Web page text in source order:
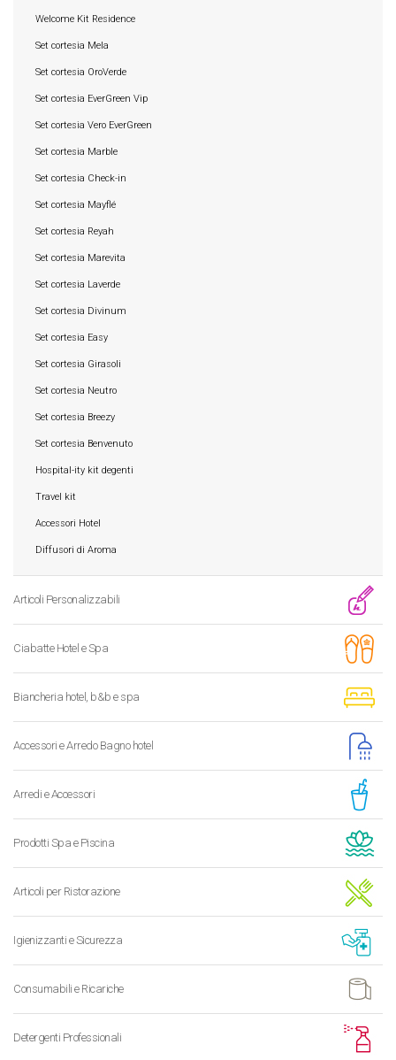
Welcome Kit Residence
Set cortesia Mela
Set cortesia OroVerde
Set cortesia EverGreen Vip
Set cortesia Vero EverGreen
Set cortesia Marble
Set cortesia Check-in
Set cortesia Mayflé
Set cortesia Reyah
Set cortesia Marevita
Set cortesia Laverde
Set cortesia Divinum
Set cortesia Easy
Set cortesia Girasoli
Set cortesia Neutro
Set cortesia Breezy
Set cortesia Benvenuto
Hospital-ity kit degenti
Travel kit
Accessori Hotel
Diffusori di Aroma
Articoli Personalizzabili
Ciabatte Hotel e Spa
Biancheria hotel, b&b e spa
Accessori e Arredo Bagno hotel
Arredi e Accessori
Prodotti Spa e Piscina
Articoli per Ristorazione
Igienizzanti e Sicurezza
Consumabili e Ricariche
Detergenti Professionali